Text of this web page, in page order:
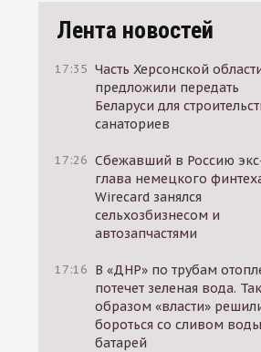
Лента новостей
17:35 Часть Херсонской
предложили передать
Беларуси для
санаториев
17:26 Сбежавший в Россию
глава немецкого
Wirecard занялся
сельхозбизнесом и
автозапчастями
17:16 В «ДНР» по трубам
потечет зеленая вода.
образом «власти»
бороться со сливом
батарей